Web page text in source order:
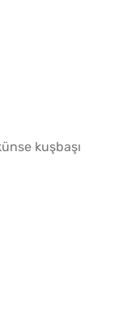
kuşbaşı